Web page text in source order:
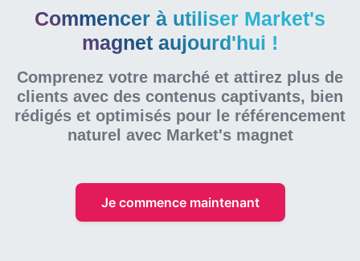
Commencer à utiliser Market's
magnet aujourd'hui !
Comprenez votre marché et attirez plus de
clients avec des contenus captivants, bien
rédigés et optimisés pour le référencement
naturel avec Market's magnet
Je commence maintenant